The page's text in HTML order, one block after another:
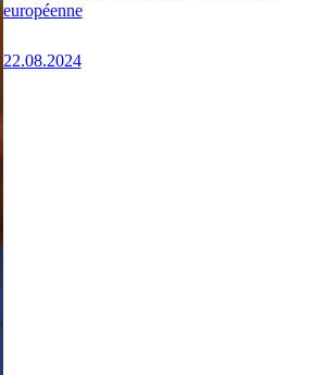
européenne
22.08.2024